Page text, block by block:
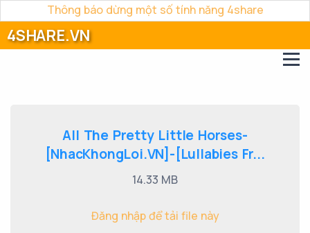
Thông báo dừng một số tính năng 4share
4SHARE.VN
All The Pretty Little Horses-
[NhacKhongLoi.VN]-[Lullabies Fr...
14.33 MB
Đăng nhập để tải file này